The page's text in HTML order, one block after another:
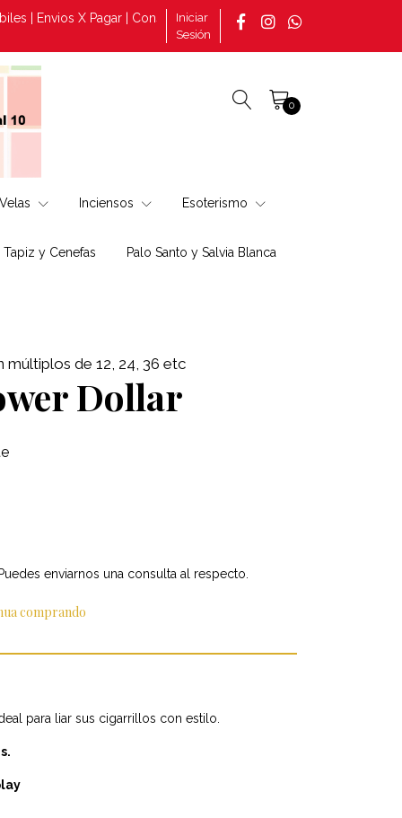
X Pagar | Consultas por pedidos tomado en la página +569
Iniciar
Sesión
0
Velas Inciensos Esoterismo
Tapiz y Cenefas Palo Santo y Salvia Blanca
de 12, 24, 36 etc
Dollar
enviarnos una consulta al respecto.
comprando
para liar sus cigarrillos con estilo.